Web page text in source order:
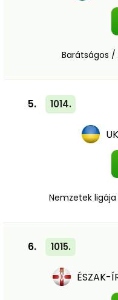
Barátságos /
5. 1014.
Nemzetek
6. 1015.
ÉSZAK-